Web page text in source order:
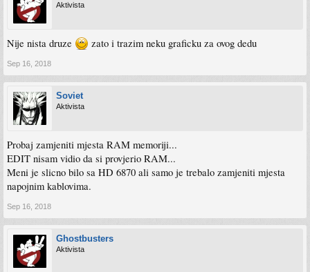
Aktivista
Nije nista druze zato i trazim neku graficku za ovog dedu
Sep 16, 2018
Soviet
Aktivista
Probaj zamjeniti mjesta RAM memoriji...
EDIT nisam vidio da si provjerio RAM...
Meni je slicno bilo sa HD 6870 ali samo je trebalo zamjeniti mjesta
napojnim kablovima.
Sep 16, 2018
Ghostbusters
Aktivista